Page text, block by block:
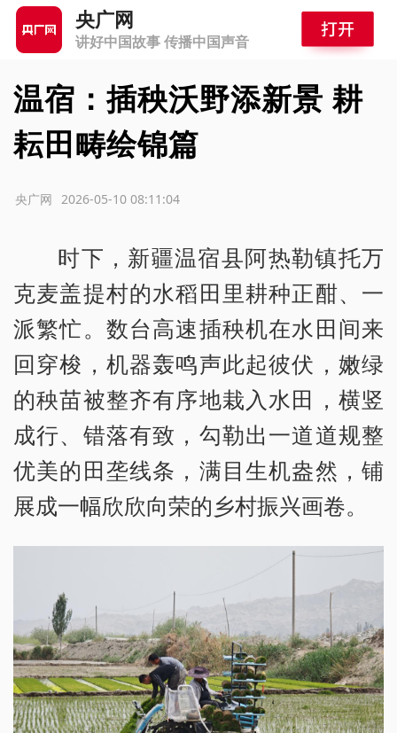
央广网
讲好中国故事 传播中国声音
温宿：插秧沃野添新景 耕
耘田畴绘锦篇
2026-05-10 08:11:04
央广网
时下，新疆温宿县阿热勒镇托万
克麦盖提村的水稻田里耕种正酣、一
派繁忙。数台高速插秧机在水田间来
回穿梭，机器轰鸣声此起彼伏，嫩绿
的秧苗被整齐有序地栽入水田，横竖
成行、错落有致，勾勒出一道道规整
优美的田垄线条，满目生机盎然，铺
展成一幅欣欣向荣的乡村振兴画卷。